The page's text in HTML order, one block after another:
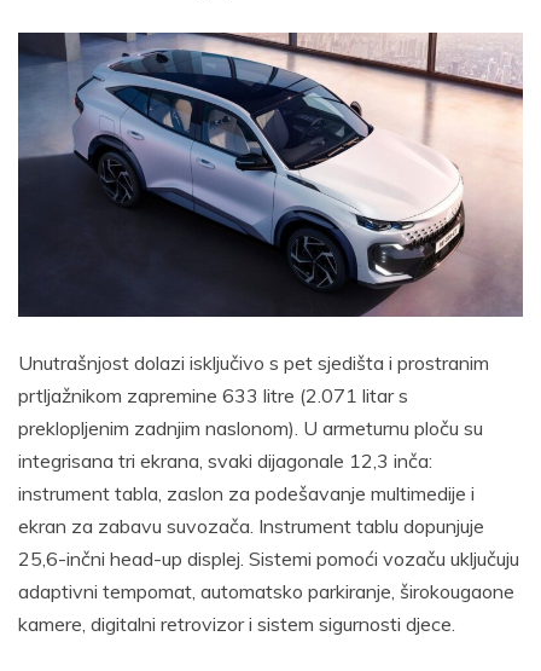
Unutrašnjost dolazi isključivo s pet sjedišta i prostranim
prtljažnikom zapremine 633 litre (2.071 litar s
preklopljenim zadnjim naslonom). U armeturnu ploču su
integrisana tri ekrana, svaki dijagonale 12,3 inča:
instrument tabla, zaslon za podešavanje multimedije i
ekran za zabavu suvozača. Instrument tablu dopunjuje
25,6-inčni head-up displej. Sistemi pomoći vozaču uključuju
adaptivni tempomat, automatsko parkiranje, širokougaone
kamere, digitalni retrovizor i sistem sigurnosti djece.